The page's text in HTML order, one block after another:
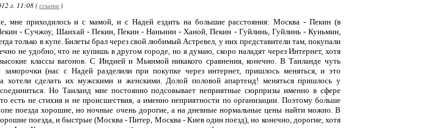
г. 11:08 (ссылка )
мне приходилось и с мамой, и с Надей ездить на большие расстояния: Москва - Пекин (в
- Сучжоу, Шанхай - Пекин, Пекин - Наньнин - Ханой, Пекин - Гуйлинь, Гуйлинь - Куньмин,
только в купе. Билеты брал через свой любимый Астревел, у них представители там, покупали
не удобно, что не купишь в другом городе, но я думаю, скоро наладят через Интернет, хотя
классы вагонов. С Индией и Мьянмой никакого сравнения, конечно. В Таиланде чуть
(нас с Надей разделили при покупке через интернет, пришлось меняться, и это
хотели сделать их мужскими и женскими. Долой половой апартеид! меняться пришлось у
Но Таиланд мне постоянно подсовывает неприятные сюрпризы именно в сфере
есть не стихия и не происшествия, а именно неприятности по организации. Поэтому больше
поезда хорошие, но ночные очень дорогие, а на дневные нормальные цены найти можно. В
поезда, и быстрые (Москва - Питер, Москва - Киев один поезд), но конечно, дорогие, хотя